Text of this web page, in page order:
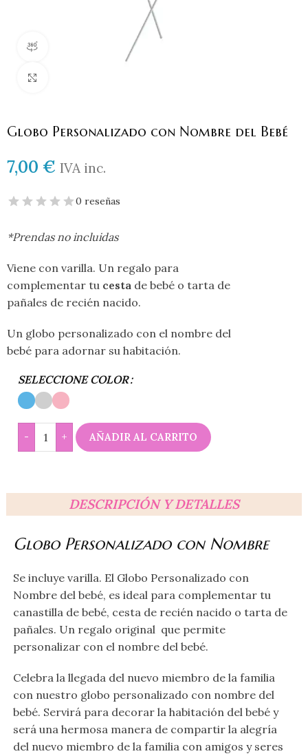
Vista de producto 360
Globo Personalizado con Nombre del Bebé
7,00 € IVA inc.
0 reseñas
*Prendas no incluidas
Viene con varilla. Un regalo para
complementar tu cesta de bebé o tarta de
pañales de recién nacido.
Un globo personalizado con el nombre del
bebé para adornar su habitación.
SELECCIONE COLOR
- + AÑADIR AL CARRITO
DESCRIPCIÓN Y DETALLES
Globo Personalizado con Nombre
Se incluye varilla. El Globo Personalizado con
Nombre del bebé, es ideal para complementar tu
canastilla de bebé, cesta de recién nacido o tarta de
pañales. Un regalo original que permite
personalizar con el nombre del bebé.
Celebra la llegada del nuevo miembro de la familia
con nuestro globo personalizado con nombre del
bebé. Servirá para decorar la habitación del bebé y
será una hermosa manera de compartir la alegría
del nuevo miembro de la familia con amigos y seres